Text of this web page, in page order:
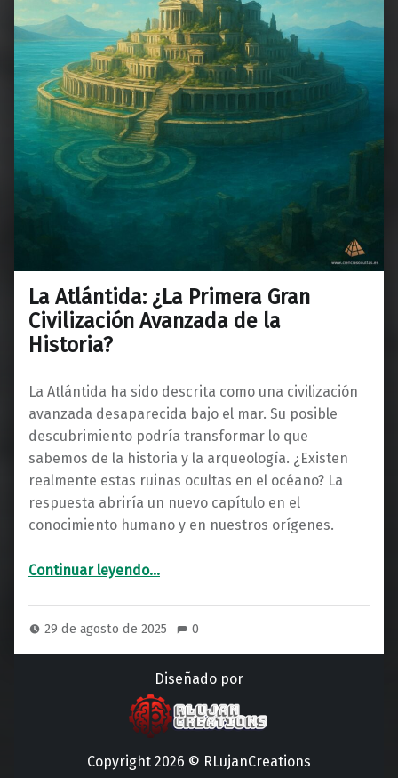
La Atlántida: ¿La Primera Gran
Civilización Avanzada de la
Historia?
La Atlántida ha sido descrita como una civilización
avanzada desaparecida bajo el mar. Su posible
descubrimiento podría transformar lo que
sabemos de la historia y la arqueología. ¿Existen
realmente estas ruinas ocultas en el océano? La
respuesta abriría un nuevo capítulo en el
conocimiento humano y en nuestros orígenes.
Continuar leyendo“La Atlántida: ¿La Primera Gran Civilización Avanzada de la Historia?”
…
29 de agosto de 2025 0
Diseñado por
Copyright 2026 © RLujanCreations